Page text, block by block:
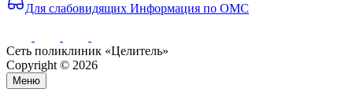
Для слабовидящих Информация по ОМС
Сеть поликлиник «Целитель»
Copyright © 2026
Меню